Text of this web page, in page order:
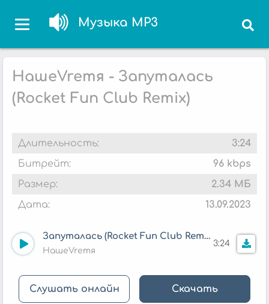
Музыка MP3
НашеVremя - Запуталась
(Rocket Fun Club Remix)
Длительность:
3:24
Битрейт:
96 kbps
Размер:
2.34 МБ
Дата:
13.09.2023
Запуталась (Rocket Fun Club Remix)
НашеVremя
3:24
Слушать онлайн Скачать